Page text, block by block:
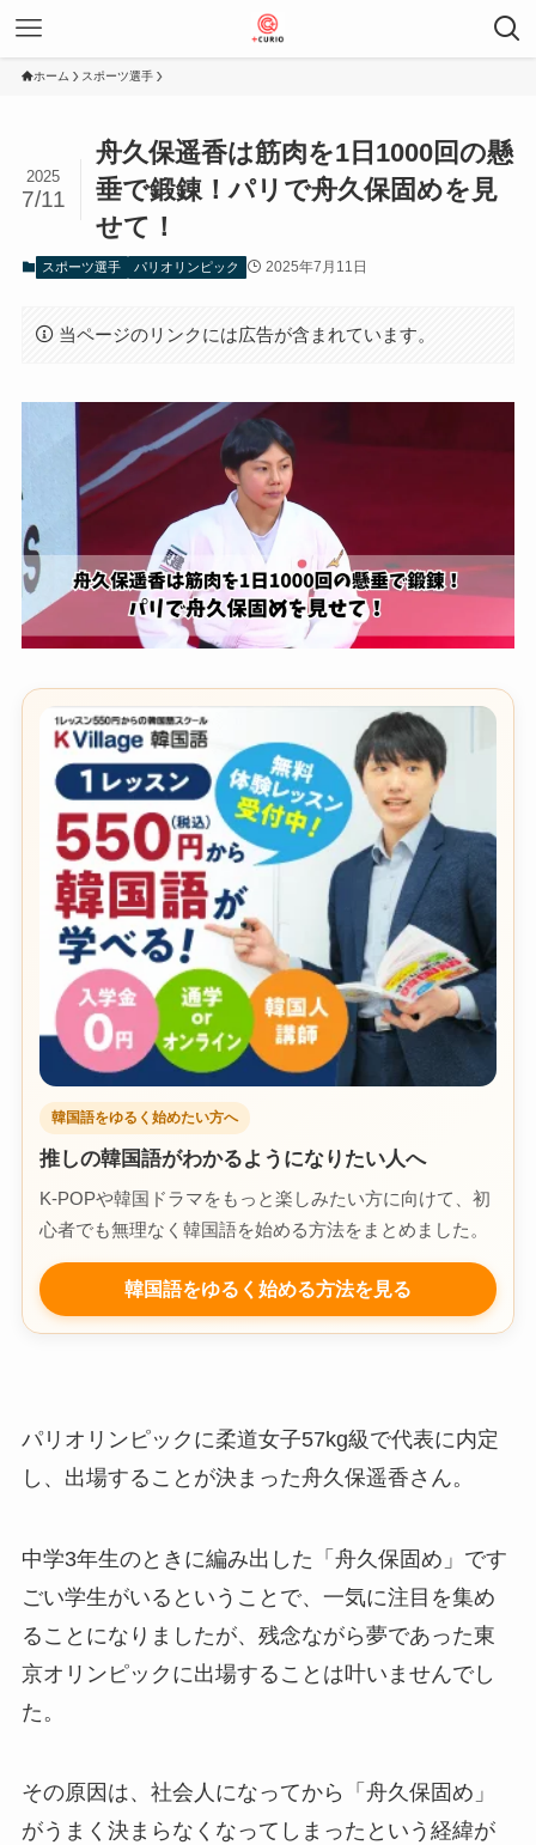
ホーム スポーツ選手
舟久保遥香は筋肉を1日1000回の懸
垂で鍛錬！パリで舟久保固めを見
せて！
2025
7/11
スポーツ選手 パリオリンピック 2025年7月11日
当ページのリンクには広告が含まれています。
韓国語をゆるく始めたい方へ
推しの韓国語がわかるようになりたい人へ
K-POPや韓国ドラマをもっと楽しみたい方に向けて、初
心者でも無理なく韓国語を始める方法をまとめました。
韓国語をゆるく始める方法を見る
パリオリンピックに柔道女子57kg級で代表に内定
し、出場することが決まった舟久保遥香さん。
中学3年生のときに編み出した「舟久保固め」です
ごい学生がいるということで、一気に注目を集め
ることになりましたが、残念ながら夢であった東
京オリンピックに出場することは叶いませんでし
た。
その原因は、社会人になってから「舟久保固め」
がうまく決まらなくなってしまったという経緯が